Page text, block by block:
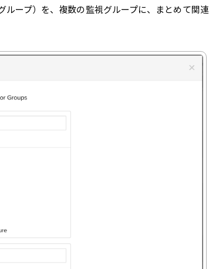
ープ）を、複数の監視グループに、まとめて関連